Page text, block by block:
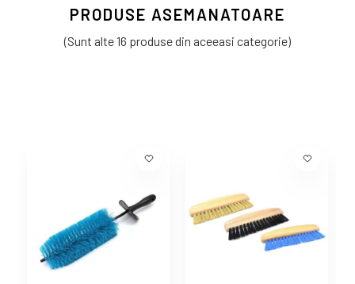
PRODUSE ASEMANATOARE
(Sunt alte 16 produse din aceeasi categorie)